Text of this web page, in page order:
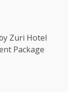
Zuri Hotel
Package